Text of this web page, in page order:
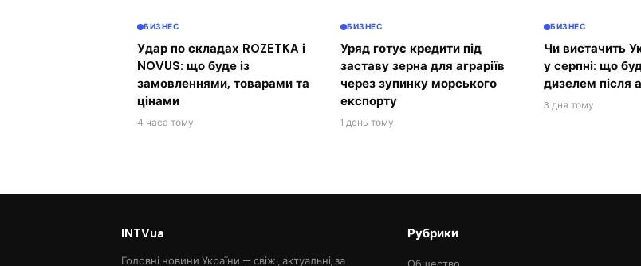
БИЗНЕС
Удар по складах ROZETKA і
NOVUS: що буде із
замовленнями, товарами та
цінами
4 часа тому
БИЗНЕС
Уряд готує кредити під
заставу зерна для аграріїв
через зупинку морського
експорту
1 день тому
БИЗНЕС
Чи вистачить
у серпні: що
дизелем після
3 дня тому
INTVua
Головні новини України — свіжі, актуальні, за
Рубрики